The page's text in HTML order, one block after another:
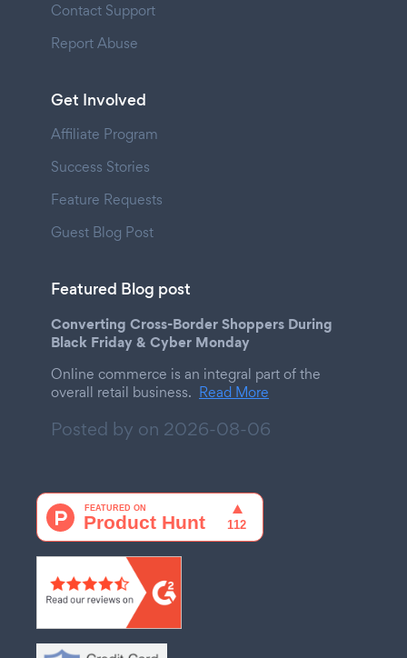
Contact Support
Report Abuse
Get Involved
Affiliate Program
Success Stories
Feature Requests
Guest Blog Post
Featured Blog post
Converting Cross-Border Shoppers During
Black Friday & Cyber Monday
Online commerce is an integral part of the
overall retail business. Read More
Posted by on 2026-08-06